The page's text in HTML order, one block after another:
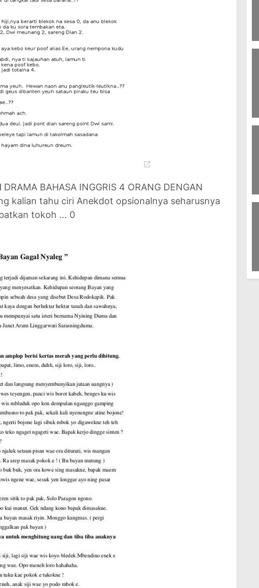
BAHASA INGGRIS 4 ORANG DENGAN
kalian tahu ciri Anekdot opsionalnya seharusnya
tokoh … 0